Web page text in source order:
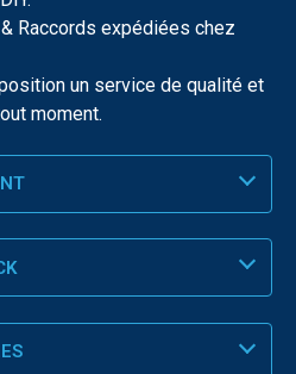
Raccords expédiées chez
un service de qualité et
moment.